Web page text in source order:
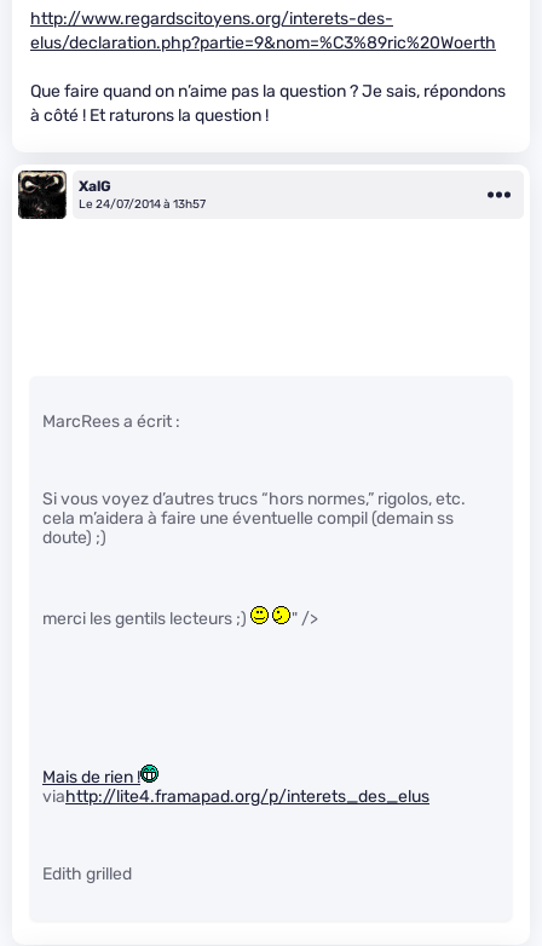
http://www.regardscitoyens.org/interets-des-
elus/declaration.php?partie=9&nom=%C3%89ric%20Woerth
Que faire quand on n’aime pas la question ? Je sais, répondons
à côté ! Et raturons la question !
XalG
Le 24/07/2014 à 13h57
MarcRees a écrit :
Si vous voyez d’autres trucs “hors normes,” rigolos, etc.
cela m’aidera à faire une éventuelle compil (demain ss
doute) ;)
merci les gentils lecteurs ;) " />
Mais de rien !
viahttp://lite4.framapad.org/p/interets_des_elus
Edith grilled